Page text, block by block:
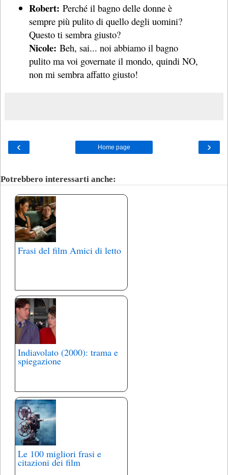
Robert:Perché il bagno delle donne è
sempre più pulito di quello degli uomini?
Questo ti sembra giusto?
Nicole:Beh, sai... noi abbiamo il bagno
pulito ma voi governate il mondo, quindi NO,
non mi sembra affatto giusto!
‹ ›
Home page
Potrebbero interessarti anche:
Frasi del film Amici di letto
Indiavolato (2000): trama e
spiegazione
Le 100 migliori frasi e
citazioni dei film